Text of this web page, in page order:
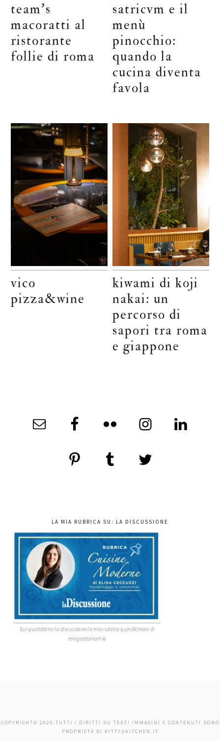
team’s
macoratti al
ristorante
follie di roma
satricvm e il
menù
pinocchio:
quando la
cucina diventa
favola
vico
pizza&wine
kiwami di koji
nakai: un
percorso di
sapori tra roma
e giappone
LA MIA RUBRICA SU: LA DISCUSSIONE
Sul quotidiano la discussione la mia rubrica quindicinale di
enogastronomia
COPYRIGHT© 2026 TUTTI I DIRITTI SU TESTI IMMAGINI E CONTENUTI SONO
PROPRIETÀ DI KITTYSKITCHEN.IT